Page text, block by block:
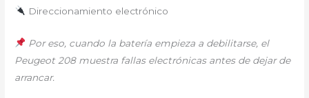
Direccionamiento electrónico
Por eso, cuando la batería empieza a debilitarse, el
Peugeot 208 muestra fallas electrónicas antes de dejar de
arrancar.